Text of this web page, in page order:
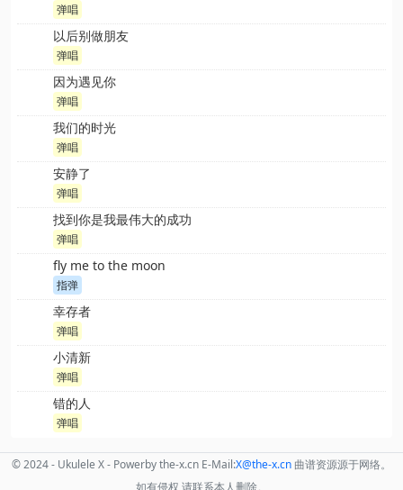
弹唱
以后别做朋友
弹唱
因为遇见你
弹唱
我们的时光
弹唱
安静了
弹唱
找到你是我最伟大的成功
弹唱
fly me to the moon
指弹
幸存者
弹唱
小清新
弹唱
错的人
弹唱
© 2024 - Ukulele X - Powerby the-x.cn E-Mail:X@the-x.cn 曲谱资源源于网络。